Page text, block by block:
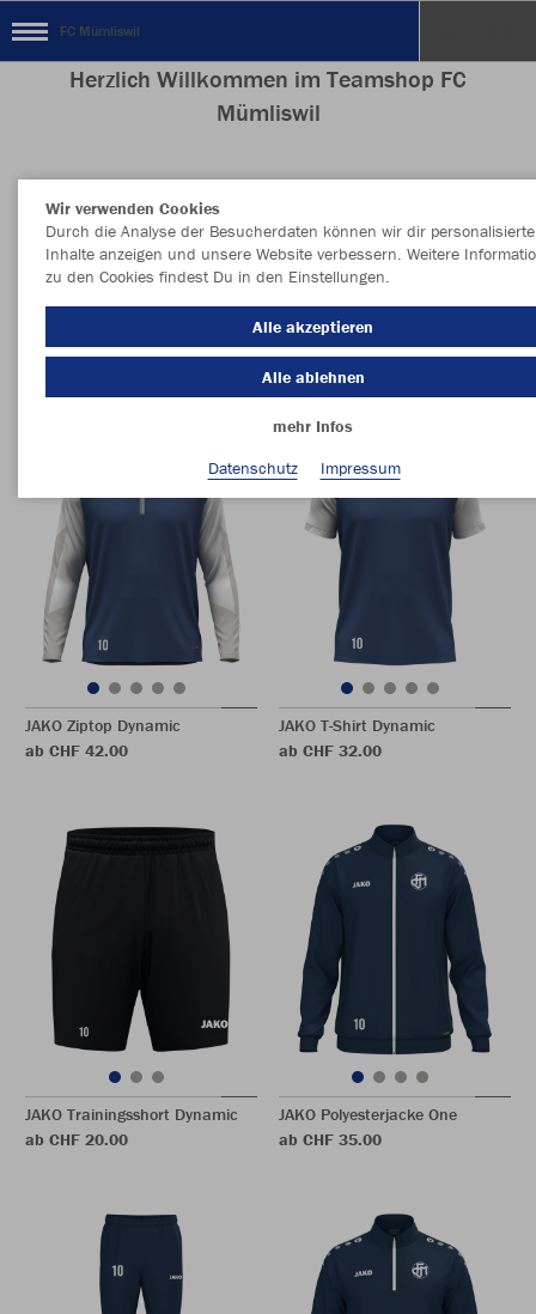
FC Mümliswil
Herzlich Willkommen im Teamshop FC
Mümliswil
Farbe Style
Sportart MEHR FILTER
JAKO Ziptop Dynamic
ab CHF 42.00
JAKO T-Shirt Dynamic
ab CHF 32.00
JAKO Trainingsshort Dynamic
ab CHF 20.00
JAKO Polyesterjacke One
ab CHF 35.00
Wir verwenden Cookies
Durch die Analyse der Besucherdaten können wir dir personalisierte
Inhalte anzeigen und unsere Website verbessern. Weitere
zu den Cookies findest Du in den Einstellungen.
Alle akzeptieren
Alle ablehnen
mehr Infos
Datenschutz
Impressum